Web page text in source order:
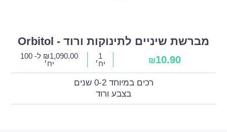
מברשת שיניים לתינוקות ורוד - Orbitol
₪10.90
1
יח׳
₪1,090.00
ל- 100
יח׳
רכים במיוחד 0-2 שנים
בצבע ורוד